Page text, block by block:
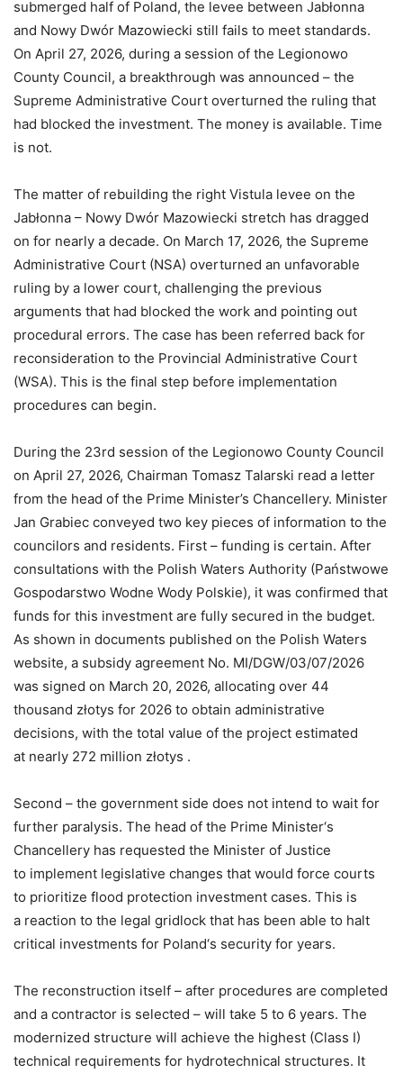
submerged half of Poland, the levee between Jabłonna
and Nowy Dwór Mazowiecki still fails to meet standards.
On April 27, 2026, during a session of the Legionowo
County Council, a breakthrough was announced – the
Supreme Administrative Court overturned the ruling that
had blocked the investment. The money is available. Time
is not.
The matter of rebuilding the right Vistula levee on the
Jabłonna – Nowy Dwór Mazowiecki stretch has dragged
on for nearly a decade. On March 17, 2026, the Supreme
Administrative Court (NSA) overturned an unfavorable
ruling by a lower court, challenging the previous
arguments that had blocked the work and pointing out
procedural errors. The case has been referred back for
reconsideration to the Provincial Administrative Court
(WSA). This is the final step before implementation
procedures can begin.
During the 23rd session of the Legionowo County Council
on April 27, 2026, Chairman Tomasz Talarski read a letter
from the head of the Prime Minister’s Chancellery. Minister
Jan Grabiec conveyed two key pieces of information to the
councilors and residents. First – funding is certain. After
consultations with the Polish Waters Authority (Państwowe
Gospodarstwo Wodne Wody Polskie), it was confirmed that
funds for this investment are fully secured in the budget.
As shown in documents published on the Polish Waters
website, a subsidy agreement No. MI/DGW/03/07/2026
was signed on March 20, 2026, allocating over 44
thousand złotys for 2026 to obtain administrative
decisions, with the total value of the project estimated
at nearly 272 million złotys .
Second – the government side does not intend to wait for
further paralysis. The head of the Prime Minister‘s
Chancellery has requested the Minister of Justice
to implement legislative changes that would force courts
to prioritize flood protection investment cases. This is
a reaction to the legal gridlock that has been able to halt
critical investments for Poland‘s security for years.
The reconstruction itself – after procedures are completed
and a contractor is selected – will take 5 to 6 years. The
modernized structure will achieve the highest (Class I)
technical requirements for hydrotechnical structures. It